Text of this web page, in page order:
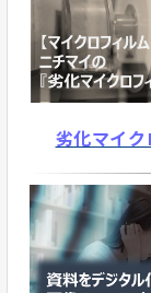
劣化マイ